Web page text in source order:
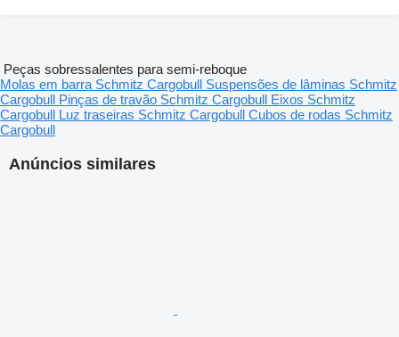
Anúncios similares
Peças sobressalentes para semi-reboque
Molas em barra Schmitz Cargobull Suspensões de lâminas Schmitz
Cargobull Pinças de travão Schmitz Cargobull Eixos Schmitz
Cargobull Luz traseiras Schmitz Cargobull Cubos de rodas Schmitz
Cargobull